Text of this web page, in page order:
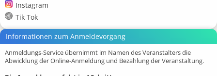
Instagram
Tik Tok
Informationen zum Anmeldevorgang
Anmeldungs-Service übernimmt im Namen des Veranstalters die
Abwicklung der Online-Anmeldung und Bezahlung der Veranstaltung.